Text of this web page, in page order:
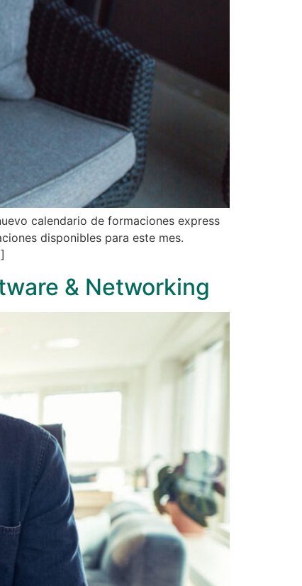
calendario de formaciones express
disponibles para este mes.
& Networking